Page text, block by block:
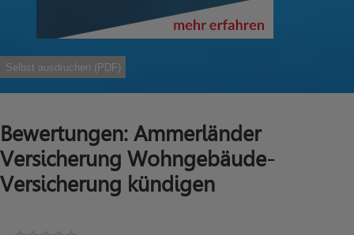
Selbst ausdruchen (PDF)
Bewertungen: Ammerländer
Versicherung Wohngebäude-
Versicherung kündigen